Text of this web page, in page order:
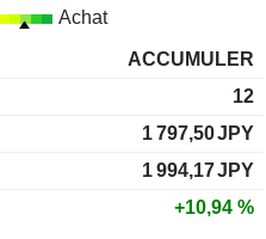
Achat
ACCUMULER
12
1 797,50JPY
1 994,17JPY
+10,94 %